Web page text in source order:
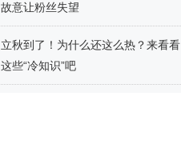
故意让粉丝失望
立秋到了！为什么还这么热？来看看
这些“冷知识”吧